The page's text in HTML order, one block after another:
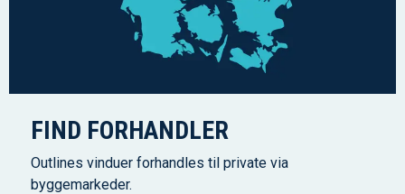
FIND FORHANDLER
Outlines vinduer forhandles til private via
byggemarkeder.